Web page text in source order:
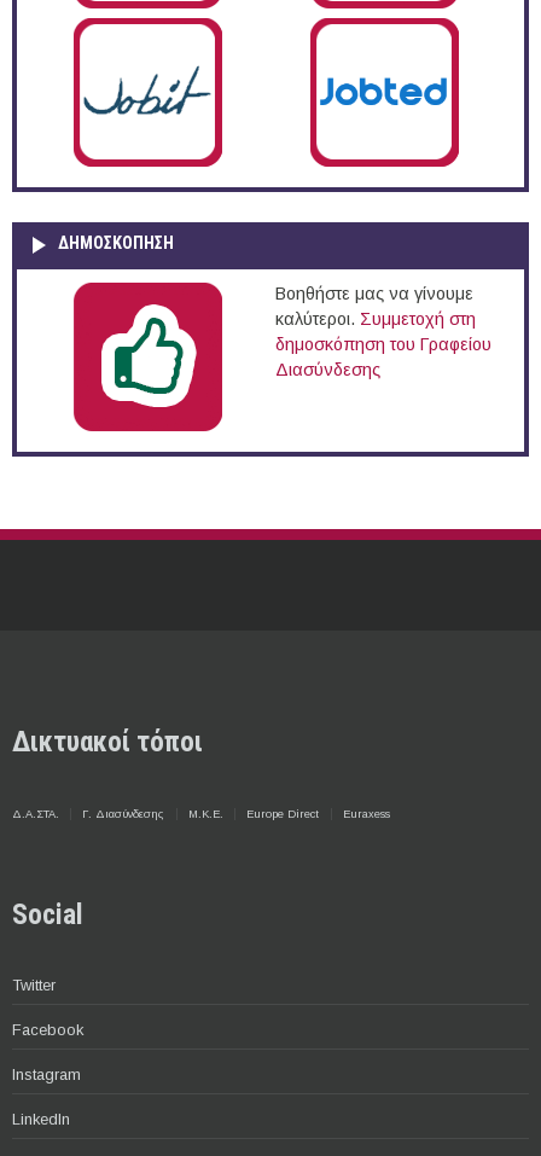
ΔΗΜΟΣΚΌΠΗΣΗ
Βοηθήστε μας να γίνουμε
καλύτεροι. Συμμετοχή στη
δημοσκόπηση του Γραφείου
Διασύνδεσης
Δικτυακοί τόποι
Δ.Α.ΣΤΑ. Γ. Διασύνδεσης Μ.Κ.Ε. Europe Direct Euraxess
Social
Twitter
Facebook
Instagram
LinkedIn